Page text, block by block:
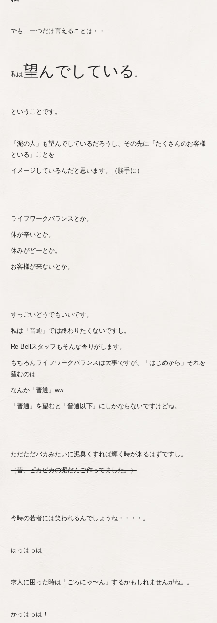
でも、一つだけ言えることは・・
私は望んでしている 。
ということです。
「泥の人」も望んでしているだろうし、その先に「たくさんのお客様
といる」ことを
イメージしているんだと思います。（勝手に）
ライフワークバランスとか。
体が辛いとか。
休みがどーとか。
お客様が来ないとか。
すっごいどうでもいいです。
私は「普通」では終わりたくないですし。
Re-Bellスタッフもそんな香りがします。
もちろんライフワークバランスは大事ですが、「はじめから」それを
望むのは
なんか「普通」ww
「普通」を望むと「普通以下」にしかならないですけどね。
ただただバカみたいに泥臭くすれば輝く時が来るはずですし。
（昔、ピカピカの泥だんご作ってました。）
今時の若者には笑われるんでしょうね・・・・。
はっはっは
求人に困った時は「ごろにゃ〜ん」するかもしれませんがね。。
かっはっは！